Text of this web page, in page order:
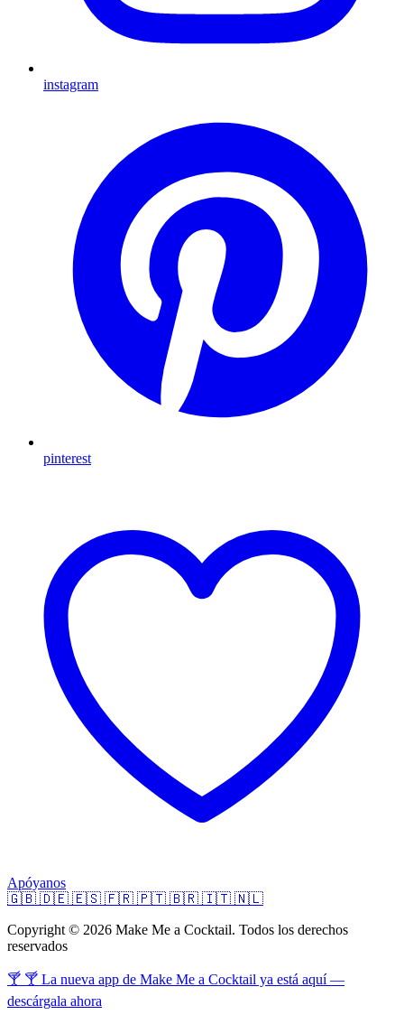
instagram
pinterest
Apóyanos
🇬🇧 🇩🇪 🇪🇸 🇫🇷 🇵🇹 🇧🇷 🇮🇹 🇳🇱
Copyright © 2026 Make Me a Cocktail. Todos los derechos
reservados
🍸 🍸 La nueva app de Make Me a Cocktail ya está aquí —
descárgala ahora